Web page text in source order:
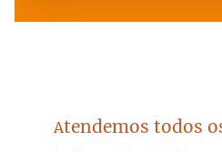
Atendemos todos